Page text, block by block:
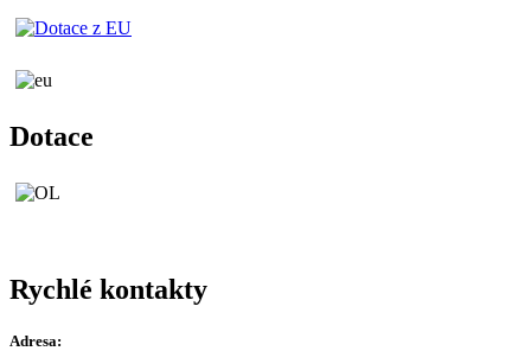
Dotace
Rychlé kontakty
Adresa: